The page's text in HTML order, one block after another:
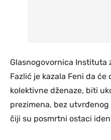
Glasnogovornica Instituta
Fazlić je kazala Feni da će
kolektivne dženaze, biti
prezimena, bez
čiji su posmrtni ostaci